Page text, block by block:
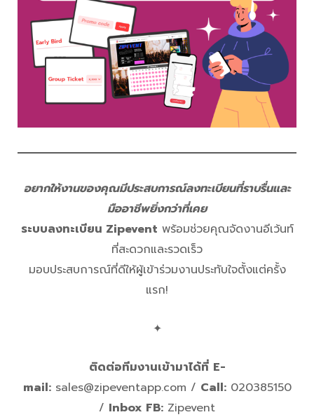
อยากให้งานของคุณมีประสบการณ์ลงทะเบียนที่ราบรื่นและ
มืออาชีพยิ่งกว่าที่เคย
ระบบลงทะเบียน Zipevent พร้อมช่วยคุณจัดงานอีเว้นท์
ที่สะดวกและรวดเร็ว
มอบประสบการณ์ที่ดีให้ผู้เข้าร่วมงานประทับใจตั้งแต่ครั้ง
แรก!
✦
ติดต่อทีมงานเข้ามาได้ที่ E-
mail:sales@zipeventapp.com / Call:020385150
/ Inbox FB: Zipevent